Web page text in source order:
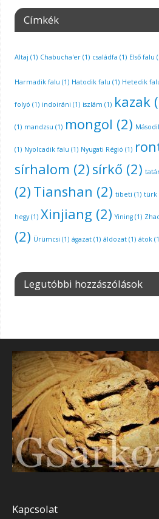
Címkék
Altaj (1) Chabucha'er(1) családfa (1) Első falu
Harmadik falu (1) Hatodik falu (1) Hetedik
folyó (1) indoiráni (1) iszlám (1) kazak
(1) mandzsu (1) mongol (2)
(1) Nyolcadik falu (1) Nyugati Régió (1)
sírhalom (2) sírkő (2)
(2) Tianshan (2) tibeti (1) türk
hegy(1) Xinjiang (2) Yining(1)
(2) Ürümcsi (1) ágazat(1) áldozat(1) átok
Legutóbbi hozzászólások
Kapcsolat